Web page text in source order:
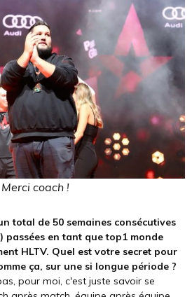
Merci coach !
total de 50 semaines consécutives
passées en tant que top1 monde
HLTV. Quel est votre secret pour
ça, sur une si longue période ?
pour moi, c'est juste savoir se